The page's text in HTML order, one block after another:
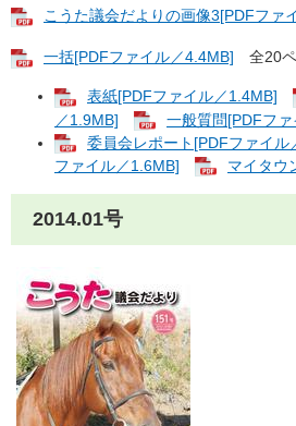
こうた議会だよりの画像3[PDFファ
一括[PDFファイル／4.4MB] 全20
表紙[PDFファイル／1.4MB]
／1.9MB]
一般質問[PDFフ
委員会レポート[PDFファイル
ファイル／1.6MB]
マイタウ
2014.01号